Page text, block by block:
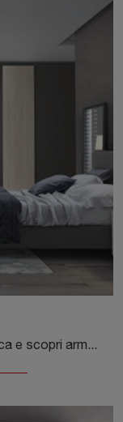
Cerchi un armadio in melaminico? Clicca e scopri armadiature su misura con ante scorrevoli di Colombini Casa.